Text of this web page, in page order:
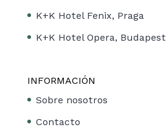
K+K Hotel Fenix, Praga
K+K Hotel Opera, Budapest
INFORMACIÓN
Sobre nosotros
Contacto